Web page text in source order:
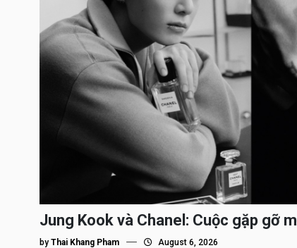
Jung Kook và Chanel: Cuộc gặp gỡ
by Thai Khang Pham August 6, 2026